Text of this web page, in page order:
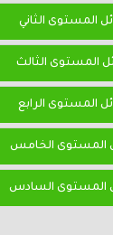
المستوى الثاني
المستوى الثالث
المستوى الرابع
المستوى الخامس
المستوى السادس